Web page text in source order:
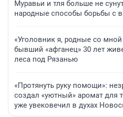
Муравьи и тля больше не
народные способы борьбы с
«Уголовник я, родные со
бывший «афганец» 30 лет
леса под Рязанью
«Протянуть руку помощи»:
создал «уютный» аромат для
уже увековечил в духах